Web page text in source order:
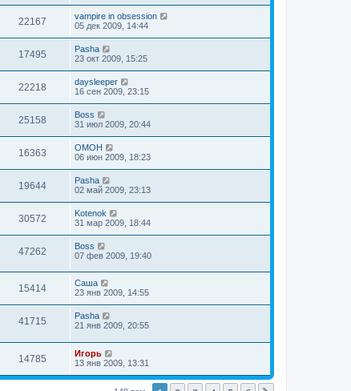
22167
vampire in obsession
05 дек 2009, 14:44
17495
Pasha
23 окт 2009, 15:25
22218
daysleeper
16 сен 2009, 23:15
25158
Boss
31 июл 2009, 20:44
16363
OMOH
06 июн 2009, 18:23
19644
Pasha
02 май 2009, 23:13
30572
Kotenok
31 мар 2009, 18:44
47262
Boss
07 фев 2009, 19:40
15414
Саша
23 янв 2009, 14:55
41715
Pasha
21 янв 2009, 20:55
14785
Игорь
13 янв 2009, 13:31